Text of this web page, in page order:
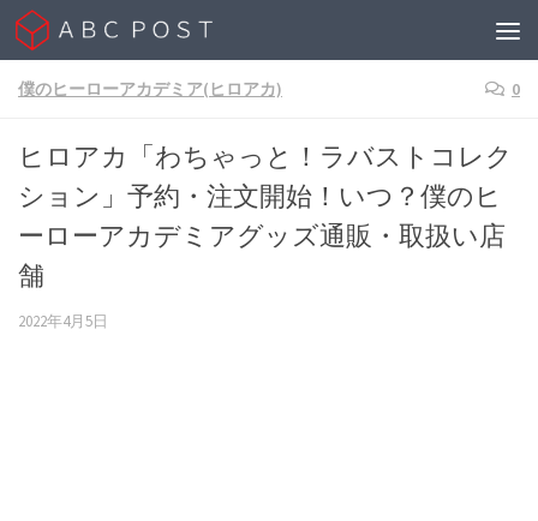
Skip to content
僕のヒーローアカデミア(ヒロアカ) 0
ヒロアカ「わちゃっと！ラバストコレク
ション」予約・注文開始！いつ？僕のヒ
ーローアカデミアグッズ通販・取扱い店
舗
2022年4月5日